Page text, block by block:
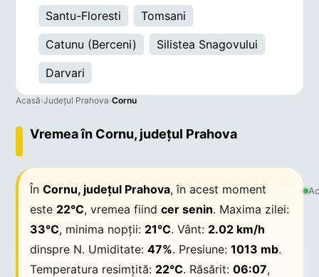
Santu-Floresti
Tomsani
Catunu (Berceni)
Silistea Snagovului
Darvari
Acasă›Județul Prahova›Cornu
Vremea în Cornu, județul Prahova
ÎnCornu, județul Prahova, în acest moment
este 22°C, vremea fiindcer senin. Maxima zilei:
33°C, minima nopții: 21°C. Vânt: 2.02 km/h
dinspre N. Umiditate:47%. Presiune:1013 mb.
Temperatura resimțită: 22°C. Răsărit:06:07,